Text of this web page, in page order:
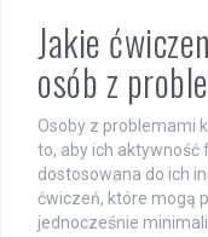
Jakie
osób z
Osoby z problemami
to, aby ich aktywność
dostosowana do ich
ćwiczeń, które mogą
jednocześnie